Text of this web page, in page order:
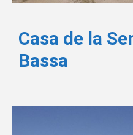
Casa de la
Bassa